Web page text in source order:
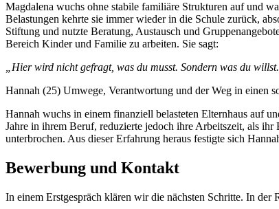
Magdalena wuchs ohne stabile familiäre Strukturen auf und
Belastungen kehrte sie immer wieder in die Schule zurück,
Stiftung und nutzte Beratung, Austausch und
Bereich Kinder und Familie zu arbeiten. Sie sagt:
„Hier wird nicht gefragt, was du musst. Sondern was du
Hannah (25) Umwege, Verantwortung und der Weg in einen
Hannah wuchs in einem finanziell belasteten Elternhaus auf
Jahre in ihrem Beruf, reduzierte jedoch ihre Arbeitszeit, als
unterbrochen. Aus dieser Erfahrung heraus festigte sich
Bewerbung und Kontakt
In einem Erstgespräch klären wir die nächsten Schritte. In